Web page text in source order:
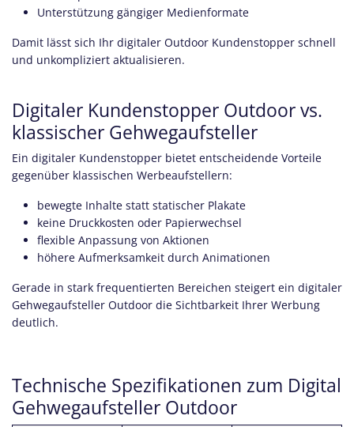
Unterstützung gängiger Medienformate
Damit lässt sich Ihr digitaler Outdoor Kundenstopper schnell
und unkompliziert aktualisieren.
Digitaler Kundenstopper Outdoor vs.
klassischer Gehwegaufsteller
Ein digitaler Kundenstopper bietet entscheidende Vorteile
gegenüber klassischen Werbeaufstellern:
bewegte Inhalte statt statischer Plakate
keine Druckkosten oder Papierwechsel
flexible Anpassung von Aktionen
höhere Aufmerksamkeit durch Animationen
Gerade in stark frequentierten Bereichen steigert ein digitaler
Gehwegaufsteller Outdoor die Sichtbarkeit Ihrer Werbung
deutlich.
Technische Spezifikationen zum Digital
Gehwegaufsteller Outdoor